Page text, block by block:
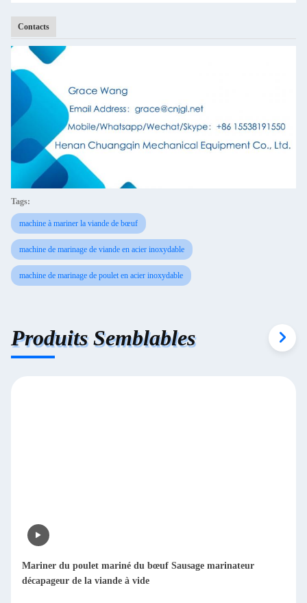
Contacts
Tags:
machine à mariner la viande de bœuf
machine de marinage de viande en acier inoxydable
machine de marinage de poulet en acier inoxydable
Produits Semblables
Mariner du poulet mariné du bœuf Sausage marinateur
décapageur de la viande à vide